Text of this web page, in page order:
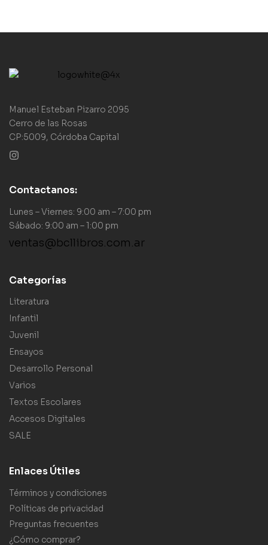
Manuel Esteban Pizarro 2095
Cerro de las Rosas
CP:5009, Córdoba Capital
Contactanos:
Lunes – Viernes: 9:00 am – 7:00 pm
Sábado: 9:00 am – 1:00 pm
ventas@bcllibros.com.ar
Categorías
Literatura
Infantil
Juvenil
Ensayos
Desarrollo Personal
Varios
Textos Escolares
Accesos Digitales
SALE
Enlaces Útiles
Términos y condiciones
Políticas de privacidad
Preguntas frecuentes
¿Cómo comprar?